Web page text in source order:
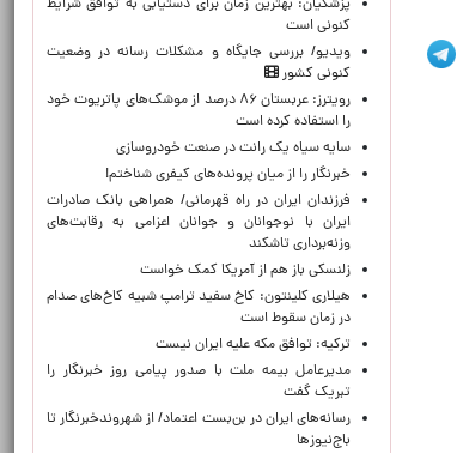
پزشکیان‌: بهترین زمان برای دستیابی به توافق شرایط
کنونی است
ویدیو/ بررسی جایگاه و مشکلات رسانه در وضعیت
کنونی کشور
رویترز: عربستان ۸۶ درصد از موشک‌های پاتریوت خود
را استفاده کرده است
سایه سیاه یک رانت در صنعت خودروسازی
خبرنگار را از میان پرونده‌های کیفری شناختم!
​فرزندان ایران در راه قهرمانی/ همراهی بانک صادرات
ایران با نوجوانان و جوانان اعزامی به رقابت‌های
وزنه‌برداری تاشکند
زلنسکی باز هم از آمریکا کمک خواست
هیلاری کلینتون: کاخ سفید ترامپ شبیه کاخ‌های صدام
در زمان سقوط است
ترکیه: توافق مکه علیه ایران نیست
مدیرعامل بیمه ملت با صدور پیامی روز خبرنگار را
تبریک گفت
رسانه‌های ایران در بن‌بست اعتماد/ از شهروندخبرنگار تا
باج‌نیوزها